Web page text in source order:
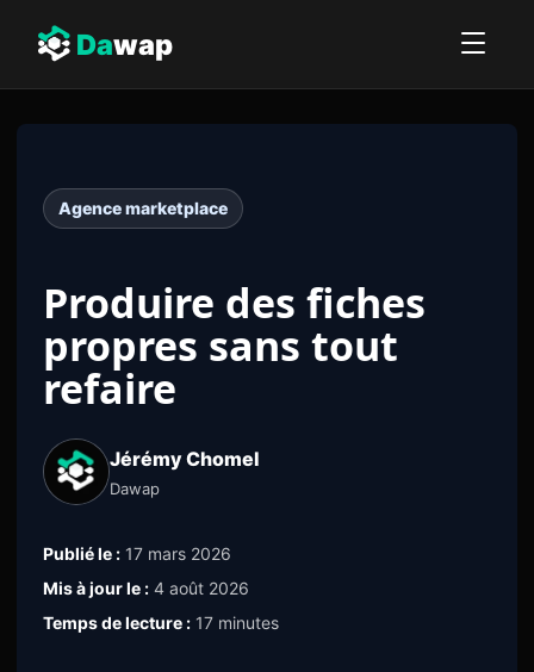
Dawap
Agence marketplace
Produire des fiches
propres sans tout
refaire
Jérémy Chomel
Dawap
Publié le : 17 mars 2026
Mis à jour le : 4 août 2026
Temps de lecture : 17 minutes